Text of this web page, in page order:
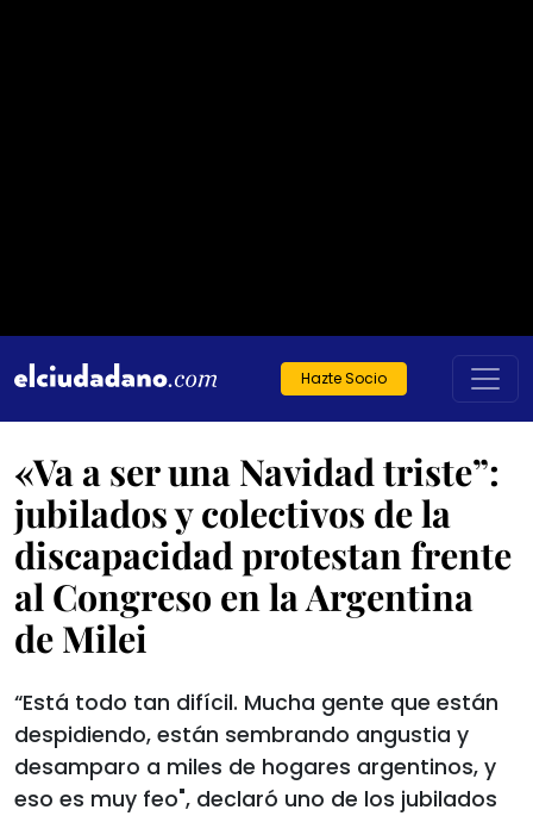
Hazte Socio
«Va a ser una Navidad triste”:
jubilados y colectivos de la
discapacidad protestan frente
al Congreso en la Argentina
de Milei
“Está todo tan difícil. Mucha gente que están
despidiendo, están sembrando angustia y
desamparo a miles de hogares argentinos, y
eso es muy feo", declaró uno de los jubilados